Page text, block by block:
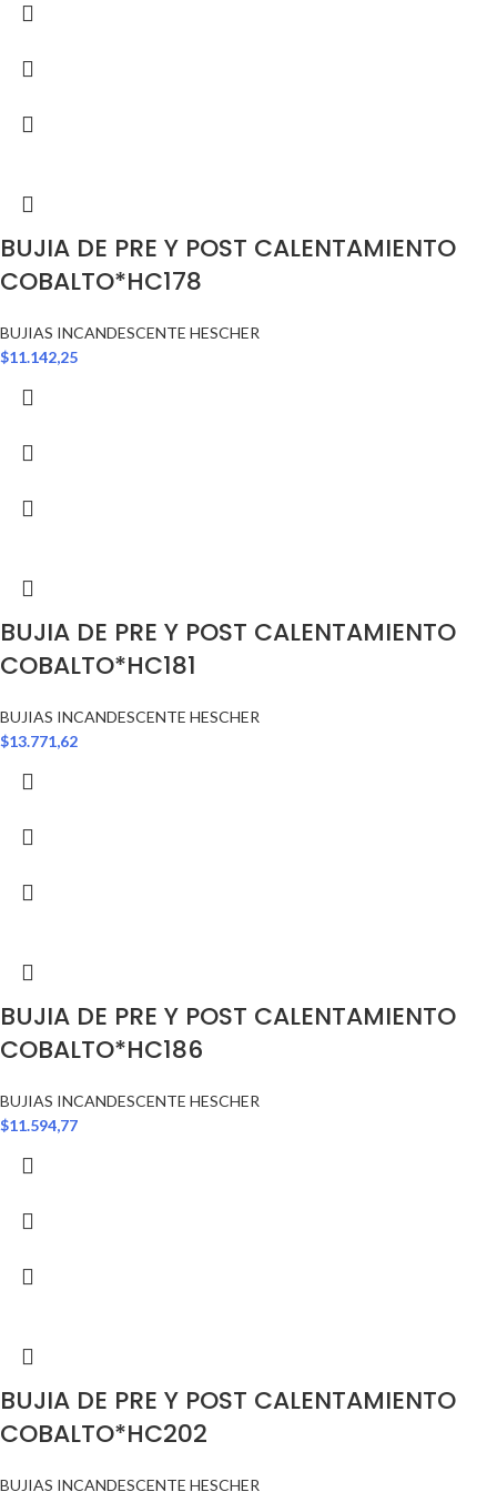
BUJIA DE PRE Y POST CALENTAMIENTO
COBALTO*HC178
BUJIAS INCANDESCENTE HESCHER
$11.142,25
BUJIA DE PRE Y POST CALENTAMIENTO
COBALTO*HC181
BUJIAS INCANDESCENTE HESCHER
$13.771,62
BUJIA DE PRE Y POST CALENTAMIENTO
COBALTO*HC186
BUJIAS INCANDESCENTE HESCHER
$11.594,77
BUJIA DE PRE Y POST CALENTAMIENTO
COBALTO*HC202
BUJIAS INCANDESCENTE HESCHER